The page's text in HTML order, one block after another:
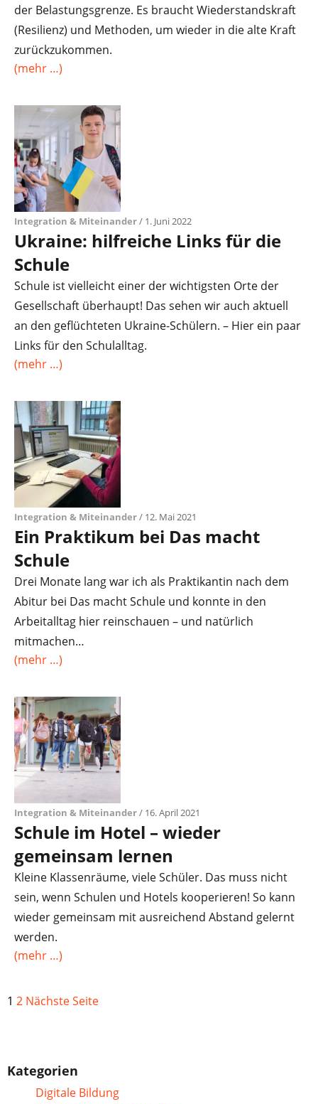
der Belastungsgrenze. Es braucht Wiederstandskraft
(Resilienz) und Methoden, um wieder in die alte Kraft
zurückzukommen.
(mehr …)
Integration & Miteinander/ 1. Juni 2022
Ukraine: hilfreiche Links für die
Schule
Schule ist vielleicht einer der wichtigsten Orte der
Gesellschaft überhaupt! Das sehen wir auch aktuell
an den geflüchteten Ukraine-Schülern. – Hier ein paar
Links für den Schulalltag.
(mehr …)
Integration & Miteinander/ 12. Mai 2021
Ein Praktikum bei Das macht
Schule
Drei Monate lang war ich als Praktikantin nach dem
Abitur bei Das macht Schule und konnte in den
Arbeitalltag hier reinschauen – und natürlich
mitmachen…
(mehr …)
Integration & Miteinander/ 16. April 2021
Schule im Hotel – wieder
gemeinsam lernen
Kleine Klassenräume, viele Schüler. Das muss nicht
sein, wenn Schulen und Hotels kooperieren! So kann
wieder gemeinsam mit ausreichend Abstand gelernt
werden.
(mehr …)
1 2 Nächste Seite
Kategorien
Digitale Bildung